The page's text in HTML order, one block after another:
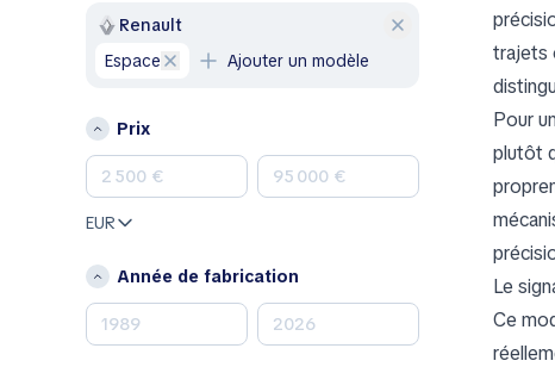
GMC
Honda
Land Rover
Mercedes-Benz
MINI
Mitsubishi
Renault
Espace
Ajouter un modèle
Prix
EUR
Année de fabrication
trajets
Pour
plutôt
Le
Ce